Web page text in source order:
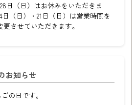
日（日）はお休みをいただきま
（日）・21日（日）は営業時間を
更させていただきます。
お知らせ
の日です。